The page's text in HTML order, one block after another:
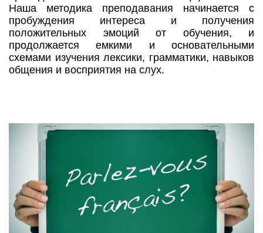
Наша методика преподавания начинается с
пробуждения интереса и получения
положительных эмоций от обучения, и
продолжается емкими и основательными
схемами изучения лексики, грамматики, навыков
общения и восприятия на слух.